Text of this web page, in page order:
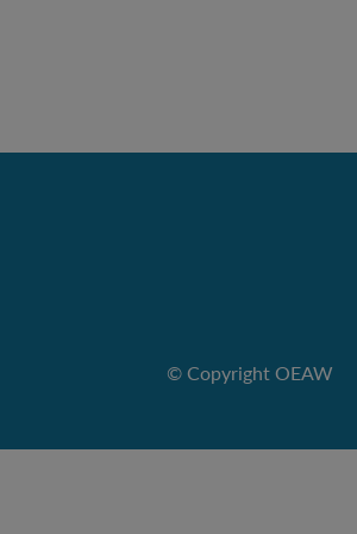
© Copyright OEAW